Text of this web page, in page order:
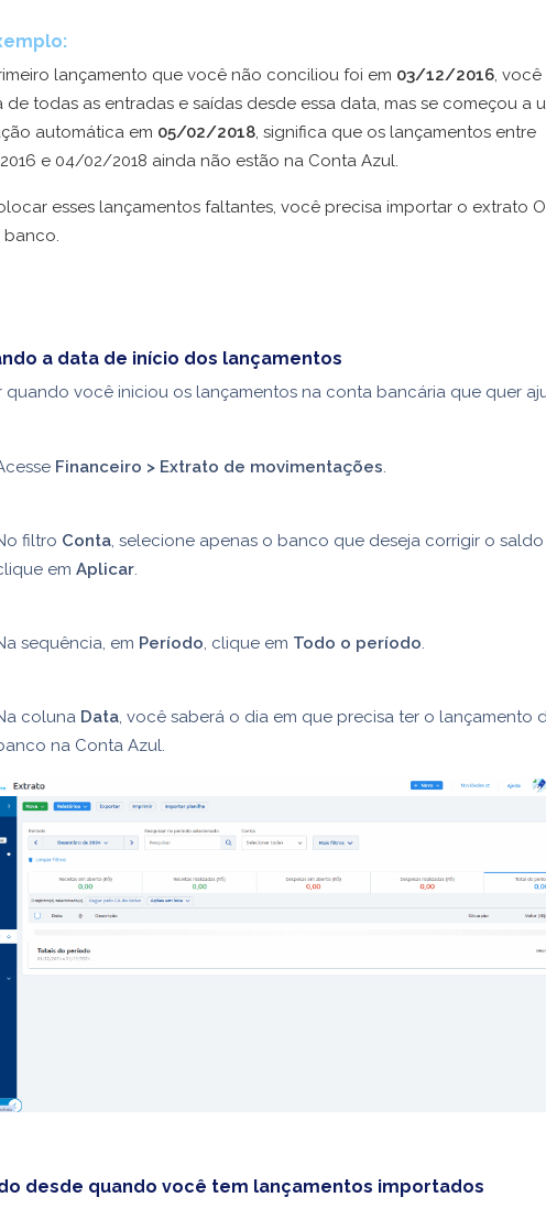
lançamento que você não conciliou foi em 03/12/2016, você
de todas as entradas e saídas desde essa data, mas se começou a
automática em 05/02/2018, significa que os lançamentos entre
e 04/02/2018 ainda não estão na Conta Azul.
esses lançamentos faltantes, você precisa importar o extrato
banco.
a data de início dos lançamentos
quando você iniciou os lançamentos na conta bancária que quer
Financeiro > Extrato de movimentações.
filtro Conta, selecione apenas o banco que deseja corrigir o
em Aplicar.
sequência, em Período, clique em Todo o período.
coluna Data, você saberá o dia em que precisa ter o lançamento
na Conta Azul.
desde quando você tem lançamentos importados